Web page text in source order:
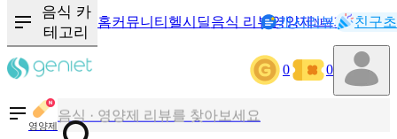
음식 카
테고리
홈커뮤니티 헬시딜음식 리뷰영양제NEW기록
캐시리뷰 친구
0 0
영양제
칼로리와 영양성분을 검색해보세요